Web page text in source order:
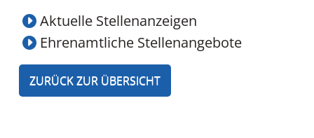
Aktuelle Stellenanzeigen
Ehrenamtliche Stellenangebote
ZURÜCK ZUR ÜBERSICHT